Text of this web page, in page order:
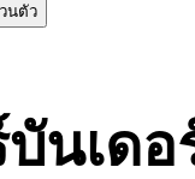
นตัว
นเดอ